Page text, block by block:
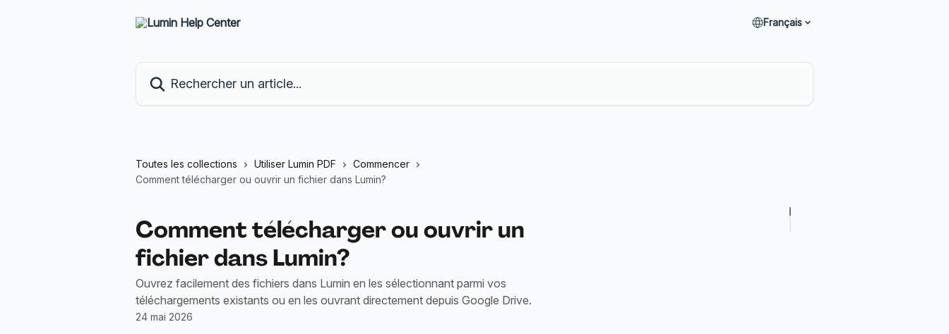
Français
Toutes les collections Utiliser Lumin PDF
Commencer
Comment télécharger ou ouvrir un fichier dans Lumin?
Comment télécharger ou ouvrir un
fichier dans Lumin?
Ouvrez facilement des fichiers dans Lumin en les sélectionnant parmi vos
téléchargements existants ou en les ouvrant directement depuis Google Drive.
24 mai 2026